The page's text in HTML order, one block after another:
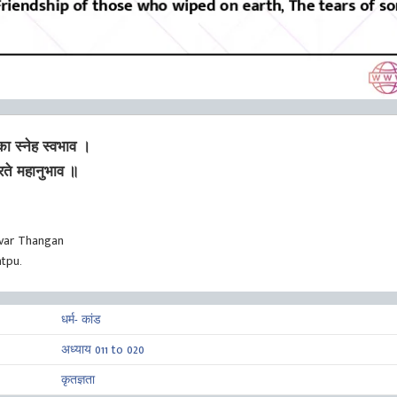
स्नेह स्वभाव ।
महानुभाव ॥
Thangan
धर्म- कांड
अध्याय 011 to 020
कृतज्ञता